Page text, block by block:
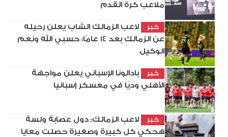
ملاعب كرة القدم
خبر
لاعب الزمالك الشاب يعلن رحيله
عن الزمالك بعد 14 عامًا: حسبي الله ونعم
الوكيل
خبر
بادالونا الإسباني يعلن مواجهة
الأهلي وديًا في معسكر إسبانيا
خبر
لاعب الزمالك: دول عصابة ولسة
هحكي كل كبيرة وصغيرة حصلت معايا